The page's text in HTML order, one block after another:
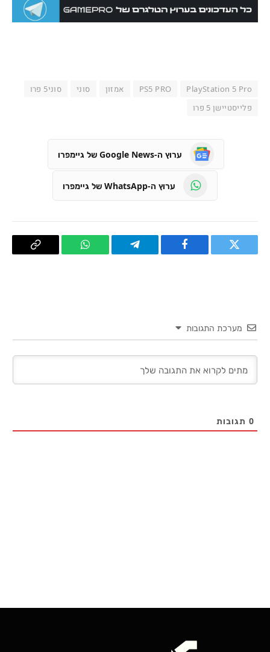
PlayStation 5 Pro
PS5 PRO אמזון סוני
סוני5 פרו
פלייסטיישן 5 פרו
ערוץ ה-Google News של גיימפרו
ערוץ ה-WhatsApp של גיימפרו
טוויטר פייסבוק Telegram
WhatsApp העתק
מערכת התגובות
0 תגובות